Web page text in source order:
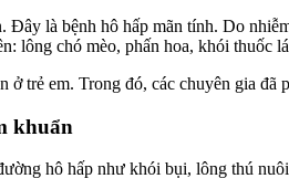
Đây là bệnh hô hấp mãn tính. Do
lông chó mèo, phấn hoa, khói thuốc
ở trẻ em. Trong đó, các chuyên gia
khuẩn
hô hấp như khói bụi, lông thú